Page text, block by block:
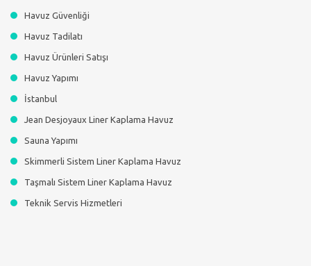
Havuz Güvenliği
Havuz Tadilatı
Havuz Ürünleri Satışı
Havuz Yapımı
İstanbul
Jean Desjoyaux Liner Kaplama Havuz
Sauna Yapımı
Skimmerli Sistem Liner Kaplama Havuz
Taşmalı Sistem Liner Kaplama Havuz
Teknik Servis Hizmetleri